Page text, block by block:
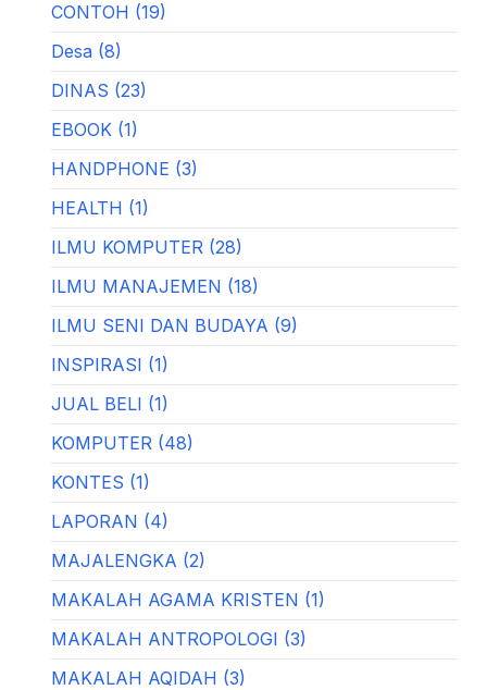
CONTOH (19)
Desa (8)
DINAS (23)
EBOOK (1)
HANDPHONE (3)
HEALTH (1)
ILMU KOMPUTER (28)
ILMU MANAJEMEN (18)
ILMU SENI DAN BUDAYA (9)
INSPIRASI (1)
JUAL BELI (1)
KOMPUTER (48)
KONTES (1)
LAPORAN (4)
MAJALENGKA (2)
MAKALAH AGAMA KRISTEN (1)
MAKALAH ANTROPOLOGI (3)
MAKALAH AQIDAH (3)